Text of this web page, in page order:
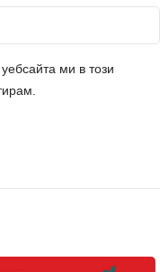
ми в този